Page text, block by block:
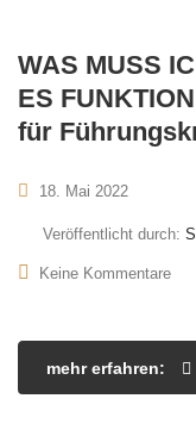
WAS MUSS
ES
für
18. Mai 2022
Veröffentlicht durch:
Keine Kommentare
mehr erfahren: